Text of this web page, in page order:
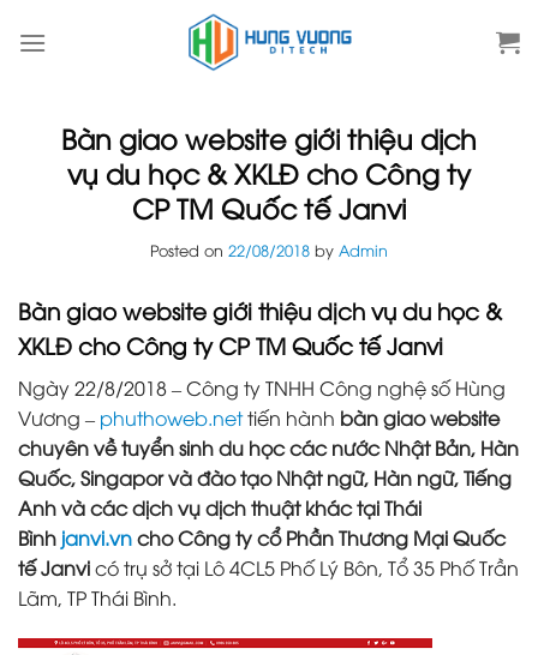
Bàn giao website giới thiệu dịch
vụ du học & XKLĐ cho Công ty
CP TM Quốc tế Janvi
Posted on 22/08/2018 by Admin
Bàn giao website giới thiệu dịch vụ du học &
XKLĐ cho Công ty CP TM Quốc tế Janvi
Ngày 22/8/2018 – Công ty TNHH Công nghệ số Hùng
Vương – phuthoweb.nettiến hành bàn giao website
chuyên về tuyển sinh du học các nước Nhật Bản, Hàn
Quốc, Singapor và đào tạo Nhật ngữ, Hàn ngữ, Tiếng
Anh và các dịch vụ dịch thuật khác tại Thái
Bình janvi.vncho Công ty cổ Phần Thương Mại Quốc
tế Janvicó trụ sở tại Lô 4CL5 Phố Lý Bôn, Tổ 35 Phố Trần
Lãm, TP Thái Bình.